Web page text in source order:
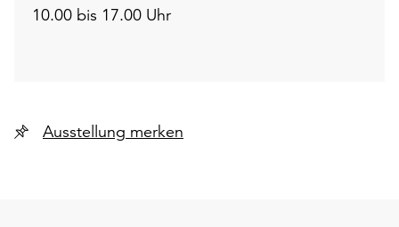
10.00 bis 17.00 Uhr
Ausstellung merken